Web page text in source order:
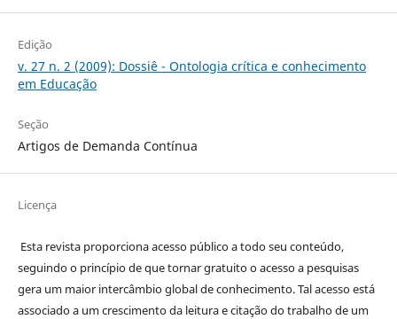
Edição
v. 27 n. 2 (2009): Dossiê - Ontologia crítica e conhecimento
em Educação
Seção
Artigos de Demanda Contínua
Licença
Esta revista proporciona acesso público a todo seu conteúdo,
seguindo o princípio de que tornar gratuito o acesso a pesquisas
gera um maior intercâmbio global de conhecimento. Tal acesso está
associado a um crescimento da leitura e citação do trabalho de um